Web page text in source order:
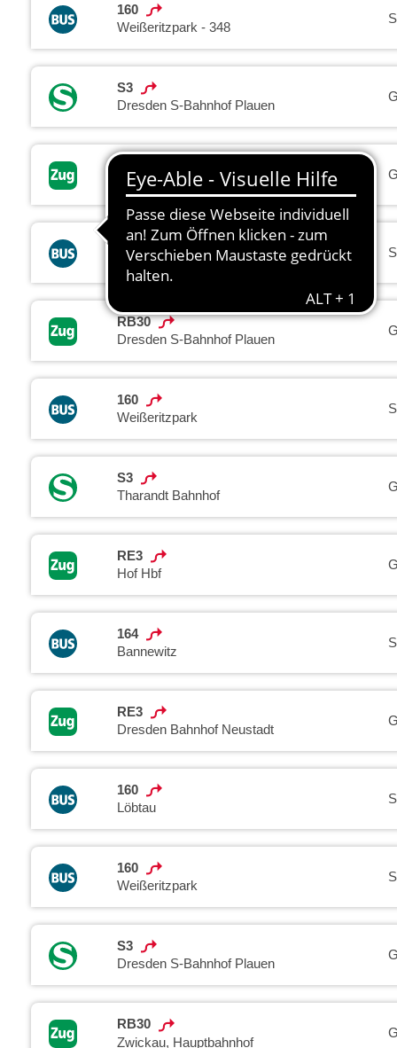
160
Weißeritzpark - 348
S3
Dresden S-Bahnhof Plauen
Zwickau, Hauptbahnhof
160
Löbtau
RB30
Dresden S-Bahnhof Plauen
160
Weißeritzpark
S3
Tharandt Bahnhof
RE3
Hof Hbf
164
Bannewitz
RE3
Dresden Bahnhof Neustadt
160
Löbtau
160
Weißeritzpark
S3
Dresden S-Bahnhof Plauen
RB30
Zwickau, Hauptbahnhof